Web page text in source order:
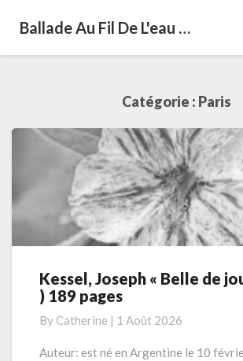
Ballade Au Fil De L'eau …
Catégorie : Paris
Kessel,
Joseph
de
jour »
Kessel, Joseph « Belle de
) 189 pages
By Catherine | 1 Août 2026
Auteur: est né en Argentine le 10